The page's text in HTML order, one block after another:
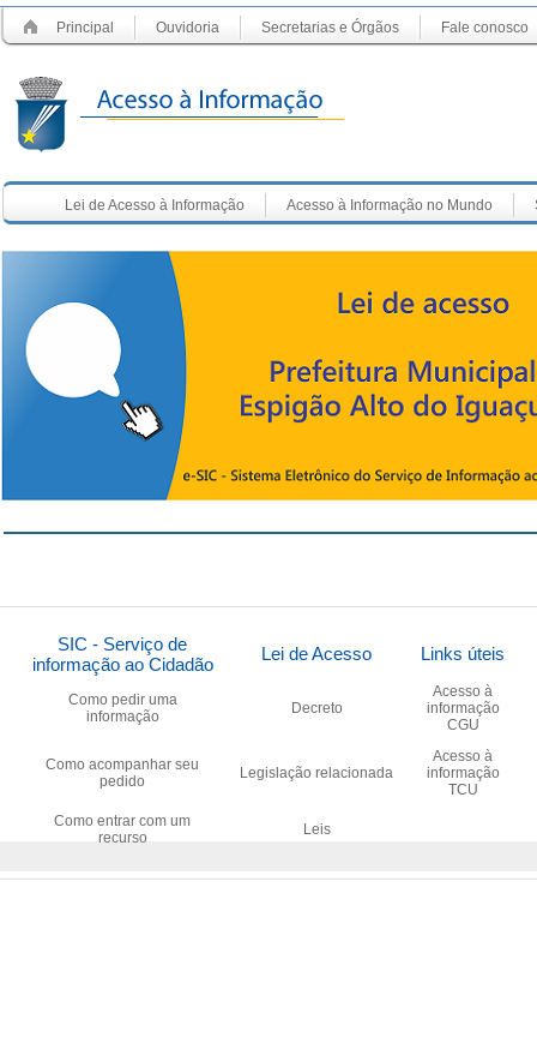
Principal Ouvidoria Secretarias e Órgãos Fale conosco
Lei de Acesso à Informação Acesso à Informação no Mundo
SIC - Serviço de
informação ao Cidadão
Lei de Acesso Links úteis
Como pedir uma
informação
Decreto
Acesso à
informação
CGU
Como acompanhar seu
pedido
Legislação relacionada
Acesso à
informação
TCU
Como entrar com um
recurso
Leis